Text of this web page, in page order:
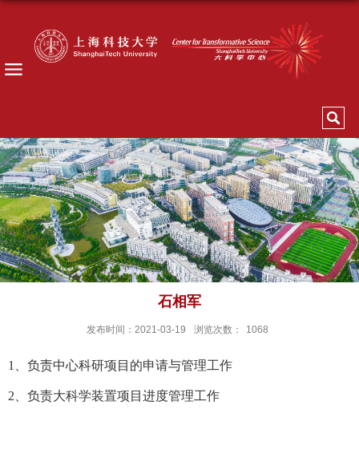
石相军
发布时间：2021-03-19 浏览次数： 1068
1、负责中心科研项目的申请与管理工作
2、负责大科学装置项目进度管理工作